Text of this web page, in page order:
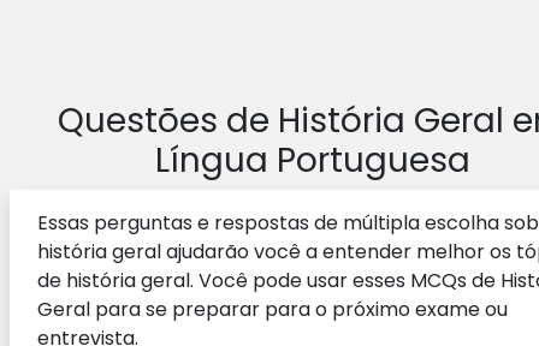
Questões de História Geral
Língua Portuguesa
Essas perguntas e respostas de múltipla escolha
história geral ajudarão você a entender melhor os
de história geral. Você pode usar esses MCQs de
Geral para se preparar para o próximo exame ou
entrevista.